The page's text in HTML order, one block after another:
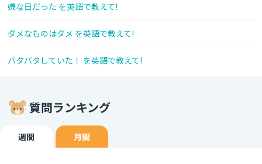
嫌な日だった を英語で教えて!
ダメなものはダメ を英語で教えて!
バタバタしていた！ を英語で教えて!
質問ランキング
週間 月間